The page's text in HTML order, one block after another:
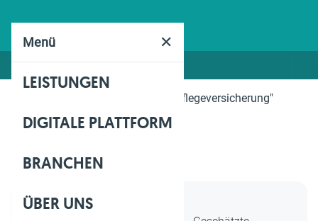
Menü ✕
LEISTUNGEN
DIGITALE PLATTFORM
BRANCHEN
ÜBER UNS
"Pflegeversicherung"